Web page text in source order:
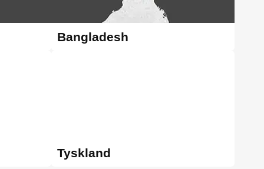
Bangladesh
Tyskland